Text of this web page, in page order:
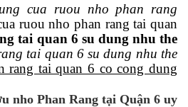
cua ruou nho phan rang
ruou nho phan rang tai quan
tai quan 6 su dung nhu the
tai quan 6 su dung nhu the
rang tai quan 6 co cong dung
nho Phan Rang tại Quận 6 uy